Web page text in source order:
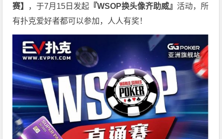
赛】 ，于7月15日发起 『WSOP换头像齐助威』 活动，所
有扑克爱好者都可以参加，人人有奖！